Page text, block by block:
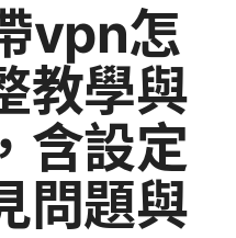
vpn怎
教學與
含設定
問題與